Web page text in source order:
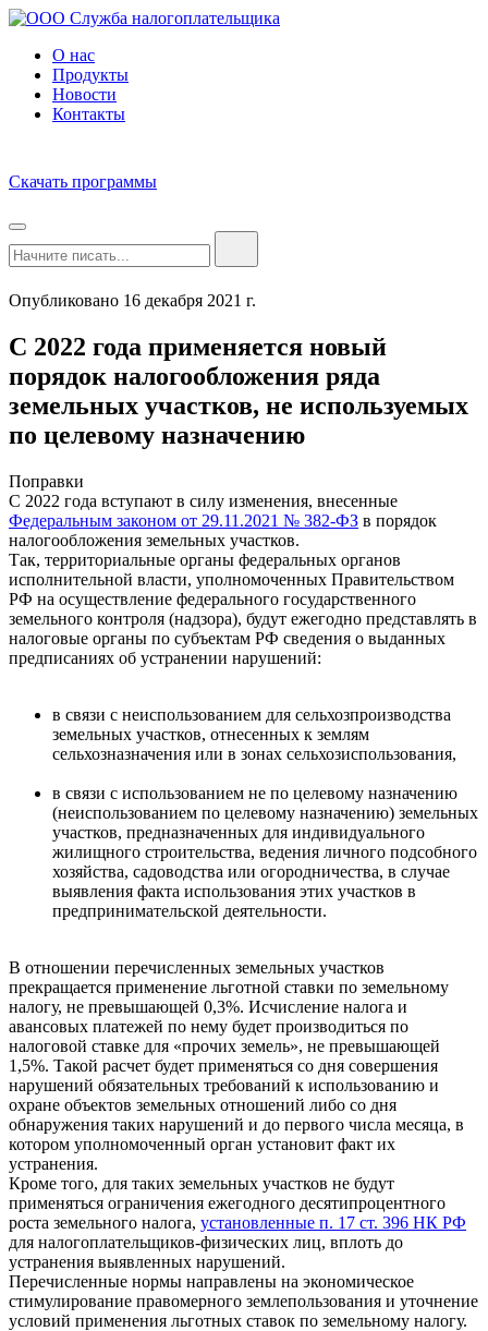
О нас
Продукты
Новости
Контакты
Скачать программы
Опубликовано 16 декабря 2021 г.
С 2022 года применяется новый
порядок налогообложения ряда
земельных участков, не используемых
по целевому назначению
Поправки
С 2022 года вступают в силу изменения, внесенные
Федеральным законом от 29.11.2021 № 382-ФЗ в порядок
налогообложения земельных участков.
Так, территориальные органы федеральных органов
исполнительной власти, уполномоченных Правительством
РФ на осуществление федерального государственного
земельного контроля (надзора), будут ежегодно представлять в
налоговые органы по субъектам РФ сведения о выданных
предписаниях об устранении нарушений:
в связи с неиспользованием для сельхозпроизводства
земельных участков, отнесенных к землям
сельхозназначения или в зонах сельхозиспользования,
в связи с использованием не по целевому назначению
(неиспользованием по целевому назначению) земельных
участков, предназначенных для индивидуального
жилищного строительства, ведения личного подсобного
хозяйства, садоводства или огородничества, в случае
выявления факта использования этих участков в
предпринимательской деятельности.
В отношении перечисленных земельных участков
прекращается применение льготной ставки по земельному
налогу, не превышающей 0,3%. Исчисление налога и
авансовых платежей по нему будет производиться по
налоговой ставке для «прочих земель», не превышающей
1,5%. Такой расчет будет применяться со дня совершения
нарушений обязательных требований к использованию и
охране объектов земельных отношений либо со дня
обнаружения таких нарушений и до первого числа месяца, в
котором уполномоченный орган установит факт их
устранения.
Кроме того, для таких земельных участков не будут
применяться ограничения ежегодного десятипроцентного
роста земельного налога, установленные п. 17 ст. 396 НК РФ
для налогоплательщиков-физических лиц, вплоть до
устранения выявленных нарушений.
Перечисленные нормы направлены на экономическое
стимулирование правомерного землепользования и уточнение
условий применения льготных ставок по земельному налогу.